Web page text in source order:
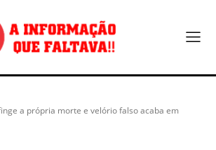
a própria morte e velório falso acaba em